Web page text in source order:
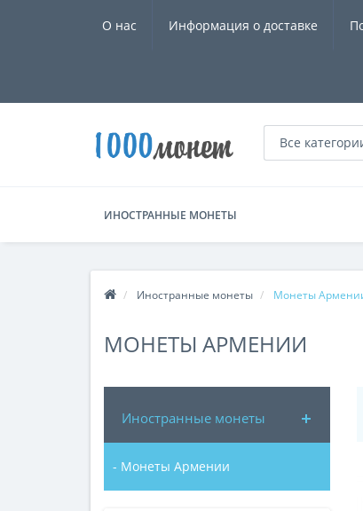
О нас Информация о доставке
Все
ИНОСТРАННЫЕ МОНЕТЫ
Иностранные монеты Монеты
МОНЕТЫ АРМЕНИИ
Иностранные монеты
- Монеты Армении